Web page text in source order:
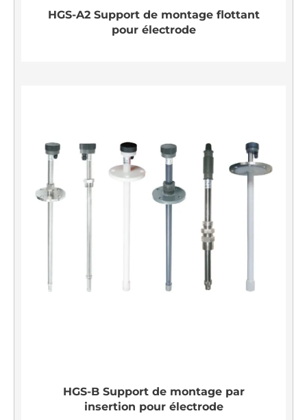
HGS-A2 Support de montage flottant
pour électrode
HGS-B Support de montage par
insertion pour électrode